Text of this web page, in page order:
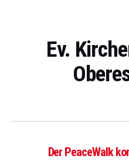
Ev.
Der PeaceWalk